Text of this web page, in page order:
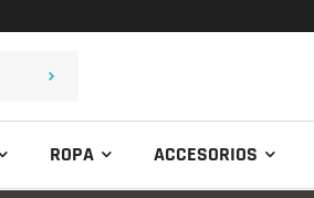
ROPA ACCESORIOS